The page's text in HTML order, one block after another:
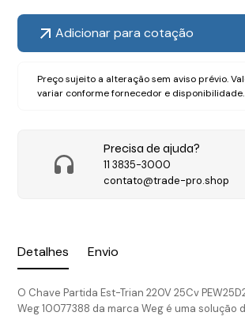
Detalhes Envio
O Chave Partida Est-Trian 220V 25Cv
Weg 10077388 da marca Weg é uma solução
Adicionar para cotação
Preço sujeito a alteração sem aviso prévio.
variar conforme fornecedor e disponibilidade.
Precisa de ajuda?
11 3835-3000
contato@trade-pro.shop